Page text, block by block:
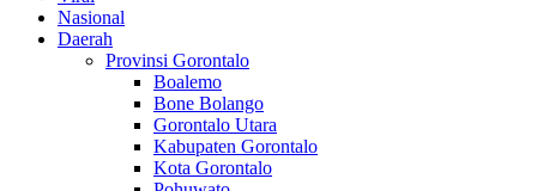
Nasional
Daerah
Provinsi Gorontalo
Boalemo
Bone Bolango
Gorontalo Utara
Kabupaten Gorontalo
Kota Gorontalo